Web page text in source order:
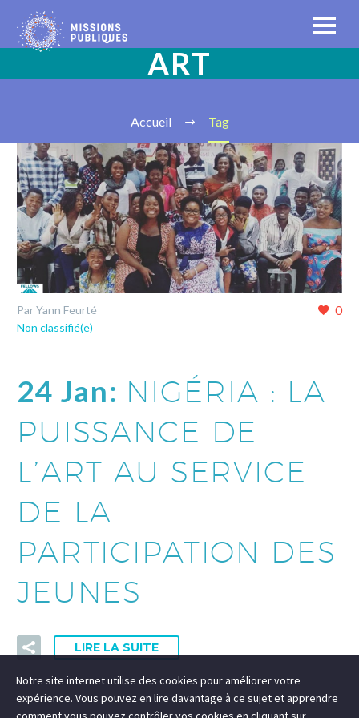
ART
Accueil Tag
0
Par Yann Feurté
Non classifié(e)
24 Jan: NIGÉRIA : LA
PUISSANCE DE
L’ART AU SERVICE
DE LA
PARTICIPATION DES
JEUNES
LIRE LA SUITE
Notre site internet utilise des cookies pour améliorer votre
expérience. Vous pouvez en lire davantage à ce sujet et apprendre